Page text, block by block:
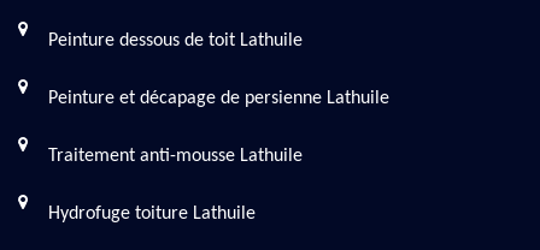
Peinture dessous de toit Lathuile
Peinture et décapage de persienne Lathuile
Traitement anti-mousse Lathuile
Hydrofuge toiture Lathuile